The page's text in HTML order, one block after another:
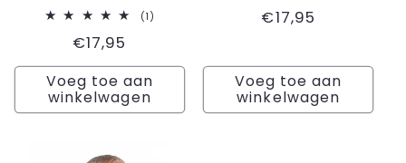
(1)
Normale
prijs
€17,95
Voeg toe aan
winkelwagen
Normale
€17,95
Voeg toe aan
winkelwagen